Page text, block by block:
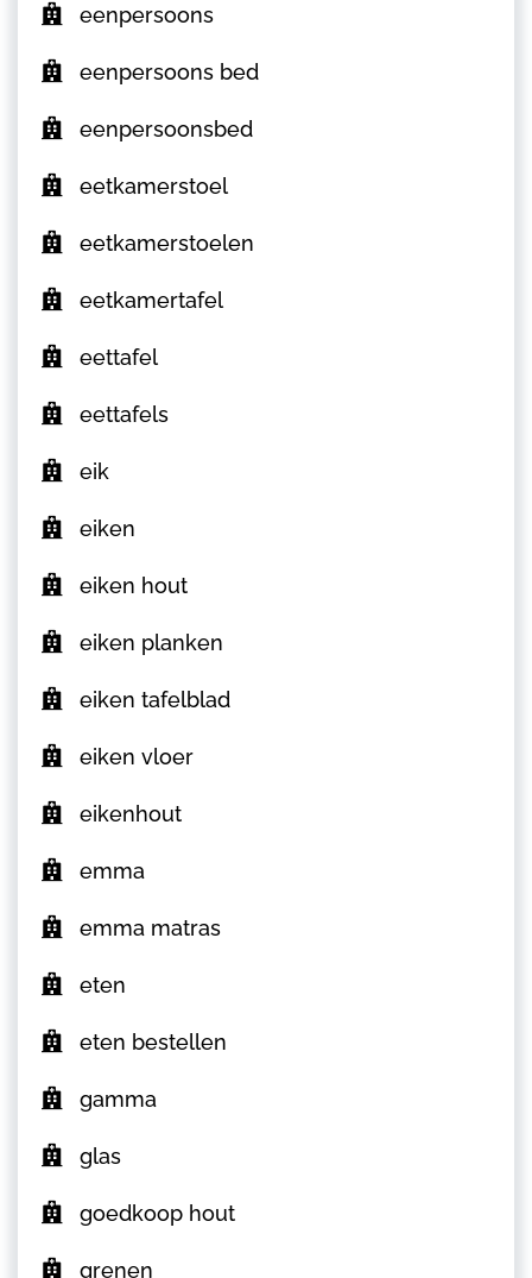
eenpersoons
eenpersoons bed
eenpersoonsbed
eetkamerstoel
eetkamerstoelen
eetkamertafel
eettafel
eettafels
eik
eiken
eiken hout
eiken planken
eiken tafelblad
eiken vloer
eikenhout
emma
emma matras
eten
eten bestellen
gamma
glas
goedkoop hout
grenen